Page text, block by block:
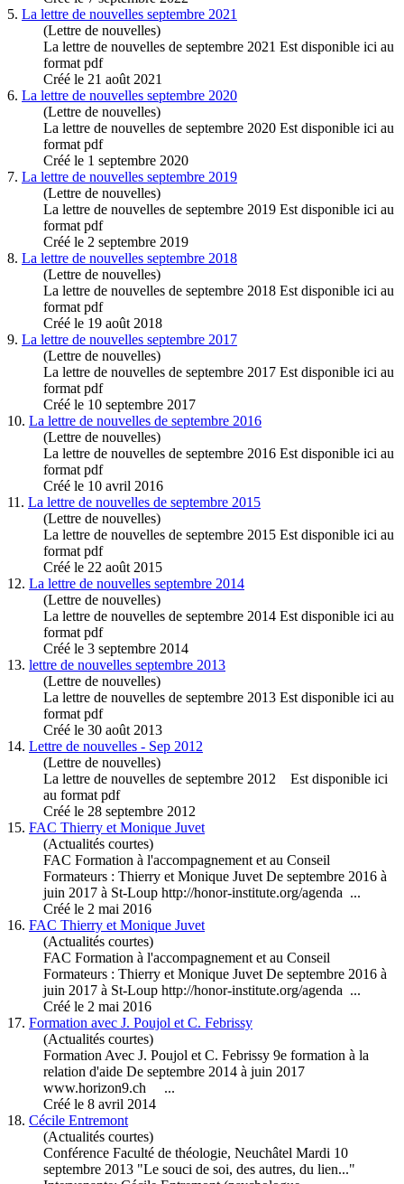
5. La lettre de nouvelles septembre 2021
(Lettre de nouvelles)
La lettre de nouvelles de septembre 2021 Est disponible ici au
format pdf
Créé le 21 août 2021
6. La lettre de nouvelles septembre 2020
(Lettre de nouvelles)
La lettre de nouvelles de septembre 2020 Est disponible ici au
format pdf
Créé le 1 septembre 2020
7. La lettre de nouvelles septembre 2019
(Lettre de nouvelles)
La lettre de nouvelles de septembre 2019 Est disponible ici au
format pdf
Créé le 2 septembre 2019
8. La lettre de nouvelles septembre 2018
(Lettre de nouvelles)
La lettre de nouvelles de septembre 2018 Est disponible ici au
format pdf
Créé le 19 août 2018
9. La lettre de nouvelles septembre 2017
(Lettre de nouvelles)
La lettre de nouvelles de septembre 2017 Est disponible ici au
format pdf
Créé le 10 septembre 2017
10. La lettre de nouvelles de septembre 2016
(Lettre de nouvelles)
La lettre de nouvelles de septembre 2016 Est disponible ici au
format pdf
Créé le 10 avril 2016
11. La lettre de nouvelles de septembre 2015
(Lettre de nouvelles)
La lettre de nouvelles de septembre 2015 Est disponible ici au
format pdf
Créé le 22 août 2015
12. La lettre de nouvelles septembre 2014
(Lettre de nouvelles)
La lettre de nouvelles de septembre 2014 Est disponible ici au
format pdf
Créé le 3 septembre 2014
13. lettre de nouvelles septembre 2013
(Lettre de nouvelles)
La lettre de nouvelles de septembre 2013 Est disponible ici au
format pdf
Créé le 30 août 2013
14. Lettre de nouvelles - Sep 2012
(Lettre de nouvelles)
La lettre de nouvelles de septembre 2012 Est disponible ici
au format pdf
Créé le 28 septembre 2012
15. FAC Thierry et Monique Juvet
(Actualités courtes)
FAC Formation à l'accompagnement et au Conseil
Formateurs : Thierry et Monique Juvet De septembre 2016 à
juin 2017 à St-Loup http://honor-institute.org/agenda ...
Créé le 2 mai 2016
16. FAC Thierry et Monique Juvet
(Actualités courtes)
FAC Formation à l'accompagnement et au Conseil
Formateurs : Thierry et Monique Juvet De septembre 2016 à
juin 2017 à St-Loup http://honor-institute.org/agenda ...
Créé le 2 mai 2016
17. Formation avec J. Poujol et C. Febrissy
(Actualités courtes)
Formation Avec J. Poujol et C. Febrissy 9e formation à la
relation d'aide De septembre 2014 à juin 2017
www.horizon9.ch ...
Créé le 8 avril 2014
18. Cécile Entremont
(Actualités courtes)
Conférence Faculté de théologie, Neuchâtel Mardi 10
septembre 2013 "Le souci de soi, des autres, du lien..."